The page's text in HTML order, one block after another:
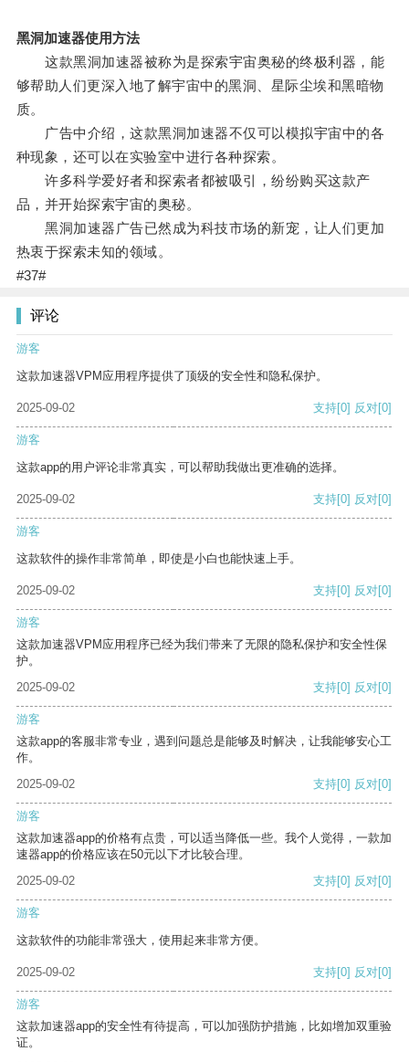
黑洞加速器使用方法
这款黑洞加速器被称为是探索宇宙奥秘的终极利器，能
够帮助人们更深入地了解宇宙中的黑洞、星际尘埃和黑暗物
质。
广告中介绍，这款黑洞加速器不仅可以模拟宇宙中的各
种现象，还可以在实验室中进行各种探索。
许多科学爱好者和探索者都被吸引，纷纷购买这款产
品，并开始探索宇宙的奥秘。
黑洞加速器广告已然成为科技市场的新宠，让人们更加
热衷于探索未知的领域。
#37#
评论
游客
这款加速器VPM应用程序提供了顶级的安全性和隐私保护。
2025-09-02 支持[0] 反对[0]
游客
这款app的用户评论非常真实，可以帮助我做出更准确的选择。
2025-09-02 支持[0] 反对[0]
游客
这款软件的操作非常简单，即使是小白也能快速上手。
2025-09-02 支持[0] 反对[0]
游客
这款加速器VPM应用程序已经为我们带来了无限的隐私保护和安全性保
护。
2025-09-02
支持[0] 反对[0]
游客
这款app的客服非常专业，遇到问题总是能够及时解决，让我能够安心工
作。
2025-09-02
支持[0] 反对[0]
游客
这款加速器app的价格有点贵，可以适当降低一些。我个人觉得，一款加
速器app的价格应该在50元以下才比较合理。
2025-09-02
支持[0] 反对[0]
游客
这款软件的功能非常强大，使用起来非常方便。
2025-09-02 支持[0] 反对[0]
游客
这款加速器app的安全性有待提高，可以加强防护措施，比如增加双重验
证。